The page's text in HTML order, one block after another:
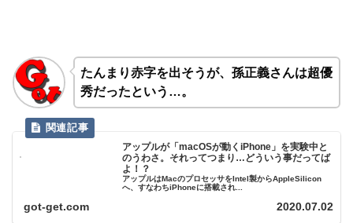
たんまり赤字を出そうが、孫正義さんは超優
秀だったという…。
アップルが「macOSが動くiPhone」を実験中と
のうわさ。それってつまり…どういう事だってば
よ！？
アップルはMacのプロセッサをIntel製からAppleSilicon
へ、すなわちiPhoneに搭載され...
got-get.com 2020.07.02